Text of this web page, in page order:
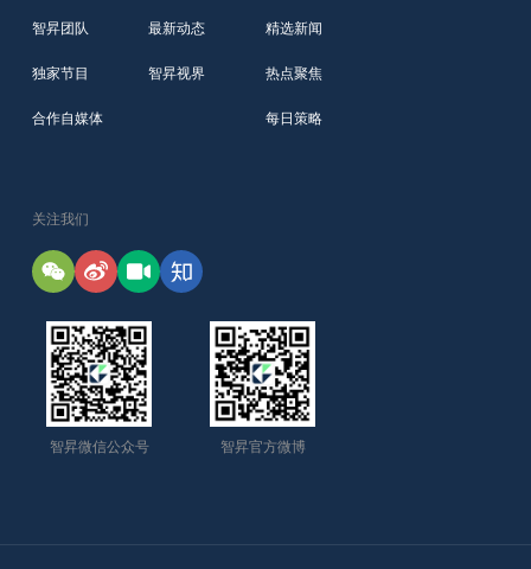
智昇团队
独家节目
合作自媒体
最新动态
智昇视界
精选新闻
热点聚焦
每日策略
关注我们
智昇微信公众号 智昇官方微博